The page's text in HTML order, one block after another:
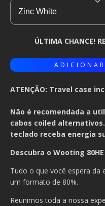
ÚLTIMA CHANCE!
ATENÇÃO: Travel case
Não é recomendada a
cabos coiled
teclado receba energia
Descubra o Wooting 80HE
Tudo o que você espera da
um formato de 80%.
Reunimos toda a nossa